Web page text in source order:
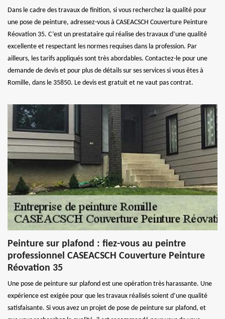
Dans le cadre des travaux de finition, si vous recherchez la qualité pour
une pose de peinture, adressez-vous à CASEACSCH Couverture Peinture
Réovation 35. C’est un prestataire qui réalise des travaux d’une qualité
excellente et respectant les normes requises dans la profession. Par
ailleurs, les tarifs appliqués sont très abordables. Contactez-le pour une
demande de devis et pour plus de détails sur ses services si vous êtes à
Romille, dans le 35850. Le devis est gratuit et ne vaut pas contrat.
Peinture sur plafond : fiez-vous au peintre
professionnel CASEACSCH Couverture Peinture
Réovation 35
Une pose de peinture sur plafond est une opération très harassante. Une
expérience est exigée pour que les travaux réalisés soient d’une qualité
satisfaisante. Si vous avez un projet de pose de peinture sur plafond, et